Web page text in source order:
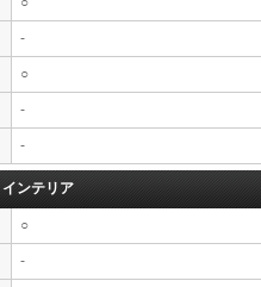
-
○
-
-
インテリア
○
-